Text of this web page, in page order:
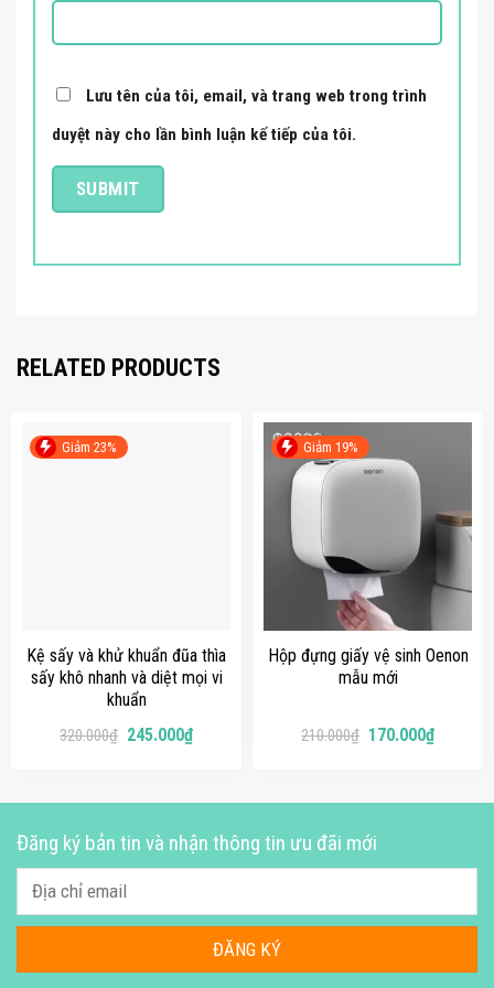
Lưu tên của tôi, email, và trang web trong trình
duyệt này cho lần bình luận kế tiếp của tôi.
RELATED PRODUCTS
Giảm 23%
Kệ sấy và khử khuẩn đũa thìa
sấy khô nhanh và diệt mọi vi
khuẩn
320.000₫ 245.000₫
Giảm 19%
Hộp đựng giấy vệ sinh Oenon
mẫu mới
210.000₫ 170.000₫
Đăng ký bản tin và nhận thông tin ưu đãi mới